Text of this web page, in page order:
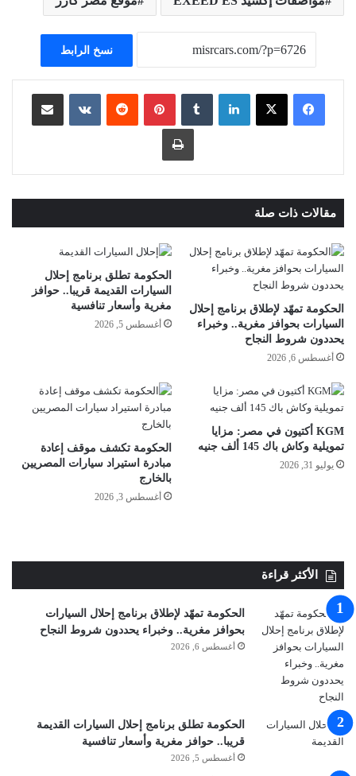
نسخ الرابط
لينكدإن ‏Tumblr بينتيريست
‏Reddit
‏VKontakte مشاركة عبر البريد
طباعة
مقالات ذات صلة
الحكومة تمهّد لإطلاق برنامج إحلال
السيارات بحوافز مغرية.. وخبراء
يحددون شروط النجاح
أغسطس 6, 2026
الحكومة تطلق برنامج إحلال
السيارات القديمة قريبا.. حوافز
مغرية وأسعار تنافسية
أغسطس 5, 2026
KGM أكتيون في مصر: مزايا
تمويلية وكاش باك 145 ألف جنيه
يوليو 31, 2026
الحكومة تكشف موقف إعادة
مبادرة استيراد سيارات المصريين
بالخارج
أغسطس 3, 2026
الأكثر قراءة
الحكومة تمهّد لإطلاق برنامج إحلال السيارات
بحوافز مغرية.. وخبراء يحددون شروط النجاح
أغسطس 6, 2026
الحكومة تطلق برنامج إحلال السيارات القديمة
قريبا.. حوافز مغرية وأسعار تنافسية
أغسطس 5, 2026